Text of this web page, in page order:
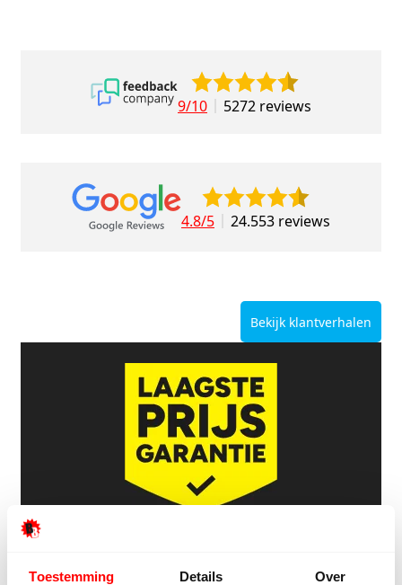
Toestemming Details Over
9/10 5272 reviews
4.8/5 24.553 reviews
Bekijk klantverhalen